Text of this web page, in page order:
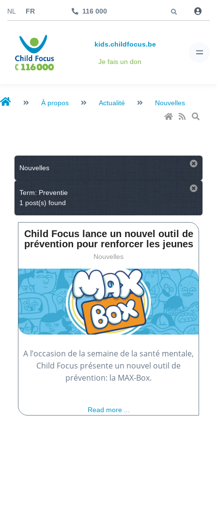
NL FR 116 000
kids.childfocus.be
Je fais un don
À propos Actualité Nouvelles
Nouvelles
Term: Preventie
1 post(s) found
Child Focus lance un nouvel outil de
prévention pour renforcer les jeunes
Nouvelles
A l’occasion de la semaine de la santé mentale,
Child Focus présente un nouvel outil de
prévention: la MAX-Box.
Read more ...